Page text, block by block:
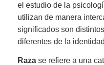
el estudio de la
utilizan de manera
significados son
diferentes de la
Razase refiere a una